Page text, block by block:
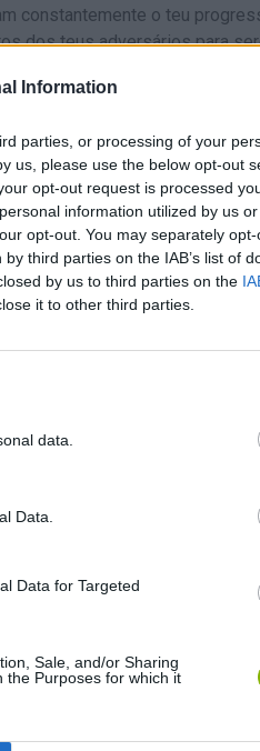
Information
parties, or processing of your
us, please use the below opt-out
opt-out request is processed
information utilized by us
opt-out. You may separately
third parties on the IAB’s list of
by us to third parties on the
it to other third parties.
data.
Data.
Data for Targeted
Sale, and/or Sharing
the Purposes for which it
constantemente o teu
dos teus adversários para
se expandam; toma a
segundo. Neste jogo, território é
MOVER-SE